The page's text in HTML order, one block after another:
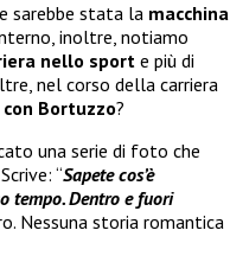
sarebbe stata la macchina
inoltre, notiamo
nello sport e più di
nel corso della carriera
Bortuzzo?
una serie di foto che
“Sapete cos’è
tempo. Dentro e fuori
Nessuna storia romantica